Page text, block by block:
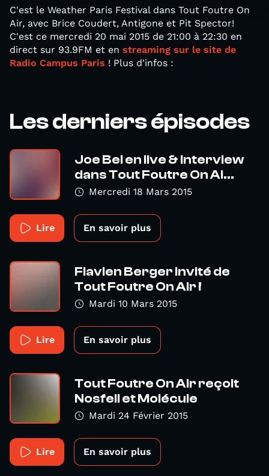
C'est le Weather Paris Festival dans Tout Foutre On
Air, avec Brice Coudert, Antigone et Pit Spector!
C'est ce mercredi 20 mai 2015 de 21:00 à 22:30 en
direct sur 93.9FM et en streaming sur le site de
Radio Campus Paris ! Plus d'infos :
Les derniers épisodes
Joe Bel en live & interview
dans Tout Foutre On Ai...
Mercredi 18 Mars 2015
Lire En savoir plus
Flavien Berger invité de
Tout Foutre On Air !
Mardi 10 Mars 2015
Lire En savoir plus
Tout Foutre On Air reçoit
Nosfell et Molécule
Mardi 24 Février 2015
Lire En savoir plus